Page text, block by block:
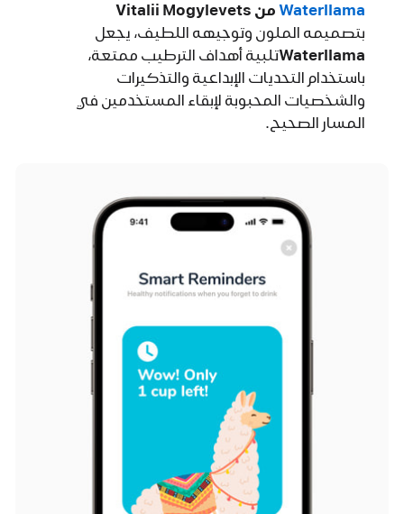
Waterllama‏من ‏Vitalii Mogylevets‏
بتصميمه الملون وتوجيهه اللطيف، يجعل
Waterllama‏تلبية أهداف الترطيب ممتعة،
باستخدام التحديات الإبداعية والتذكيرات
والشخصيات المحبوبة لإبقاء المستخدمين في
المسار الصحيح.